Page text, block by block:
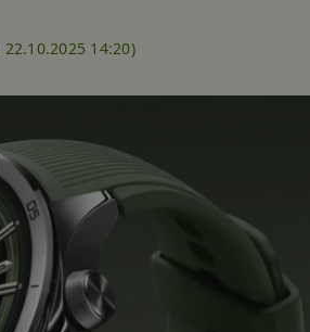
22.10.2025 14:20)